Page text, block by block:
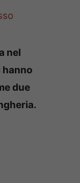
nel
hanno
due